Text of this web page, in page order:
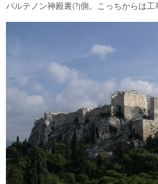
パルテノン神殿裏(?)側。こっちからは工